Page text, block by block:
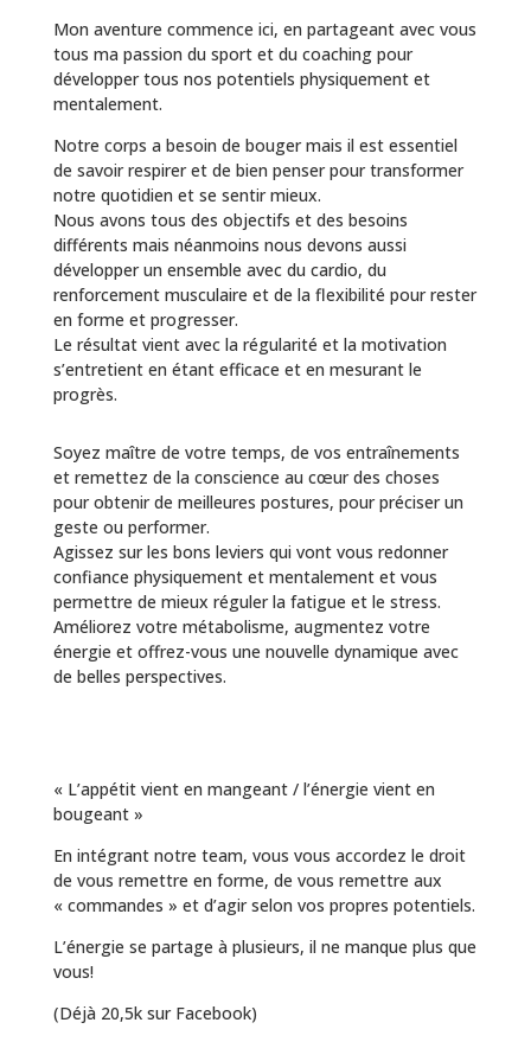
Mon aventure commence ici, en partageant avec vous
tous ma passion du sport et du coaching pour
développer tous nos potentiels physiquement et
mentalement.
Notre corps a besoin de bouger mais il est essentiel
de savoir respirer et de bien penser pour transformer
notre quotidien et se sentir mieux.
Nous avons tous des objectifs et des besoins
différents mais néanmoins nous devons aussi
développer un ensemble avec du cardio, du
renforcement musculaire et de la flexibilité pour rester
en forme et progresser.
Le résultat vient avec la régularité et la motivation
s’entretient en étant efficace et en mesurant le
progrès.
Soyez maître de votre temps, de vos entraînements
et remettez de la conscience au cœur des choses
pour obtenir de meilleures postures, pour préciser un
geste ou performer.
Agissez sur les bons leviers qui vont vous redonner
confiance physiquement et mentalement et vous
permettre de mieux réguler la fatigue et le stress.
Améliorez votre métabolisme, augmentez votre
énergie et offrez-vous une nouvelle dynamique avec
de belles perspectives.
« L’appétit vient en mangeant / l’énergie vient en
bougeant »
En intégrant notre team, vous vous accordez le droit
de vous remettre en forme, de vous remettre aux
« commandes » et d’agir selon vos propres potentiels.
L’énergie se partage à plusieurs, il ne manque plus que
vous!
(Déjà 20,5k sur Facebook)